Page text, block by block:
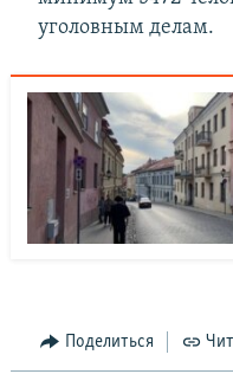
уголовным делам.
Поделиться